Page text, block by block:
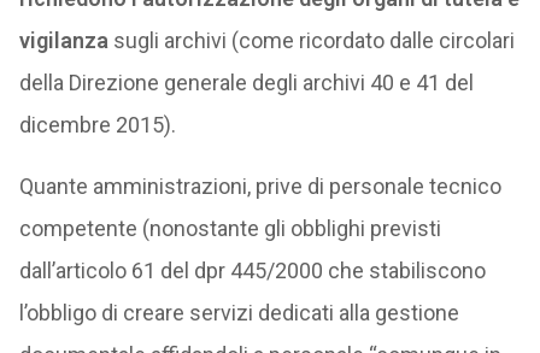
vigilanza sugli archivi (come ricordato dalle circolari
della Direzione generale degli archivi 40 e 41 del
dicembre 2015).
Quante amministrazioni, prive di personale tecnico
competente (nonostante gli obblighi previsti
dall’articolo 61 del dpr 445/2000 che stabiliscono
l’obbligo di creare servizi dedicati alla gestione